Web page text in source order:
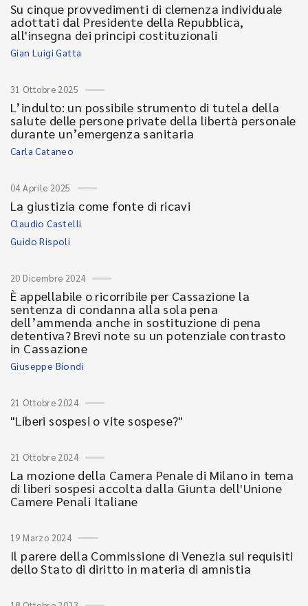
Su cinque provvedimenti di clemenza individuale
adottati dal Presidente della Repubblica,
all'insegna dei principi costituzionali
Gian Luigi Gatta
31 Ottobre 2025
L’indulto: un possibile strumento di tutela della
salute delle persone private della libertà personale
durante un’emergenza sanitaria
Carla Cataneo
04 Aprile 2025
La giustizia come fonte di ricavi
Claudio Castelli
Guido Rispoli
20 Dicembre 2024
È appellabile o ricorribile per Cassazione la
sentenza di condanna alla sola pena
dell’ammenda anche in sostituzione di pena
detentiva? Brevi note su un potenziale contrasto
in Cassazione
Giuseppe Biondi
21 Ottobre 2024
"Liberi sospesi o vite sospese?"
21 Ottobre 2024
La mozione della Camera Penale di Milano in tema
di liberi sospesi accolta dalla Giunta dell'Unione
Camere Penali Italiane
19 Marzo 2024
Il parere della Commissione di Venezia sui requisiti
dello Stato di diritto in materia di amnistia